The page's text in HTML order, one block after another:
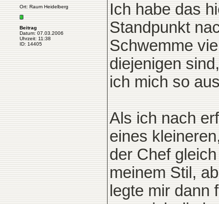
Ort: Raum Heidelberg
Beitrag
Datum: 07.03.2006
Uhrzeit: 11:38
ID: 14405
Ich habe das
Standpunkt
Schwemme
diejenigen
ich mich so
Als ich nach
eines
der Chef
meinem Stil,
legte mir dann